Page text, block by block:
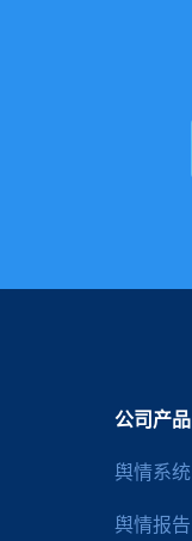
公司产品
舆情系统
舆情报告